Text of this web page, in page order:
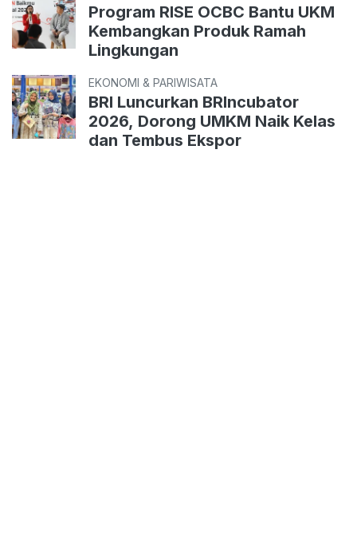
Program RISE OCBC Bantu UKM
Kembangkan Produk Ramah
Lingkungan
EKONOMI & PARIWISATA
BRI Luncurkan BRIncubator
2026, Dorong UMKM Naik Kelas
dan Tembus Ekspor